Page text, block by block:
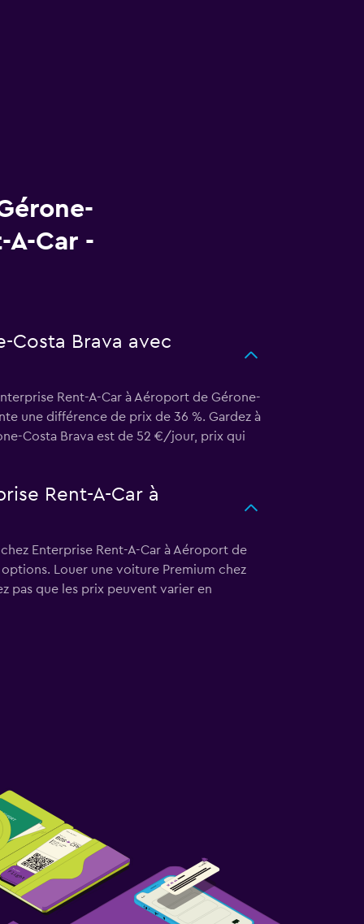
A-Car -
Costa Brava avec
Rent-A-Car à Aéroport de Gérone-
une différence de prix de 36 %. Gardez à
Costa Brava est de 52 €/jour, prix qui
Rent-A-Car à
Enterprise Rent-A-Car à Aéroport de
Louer une voiture Premium chez
pas que les prix peuvent varier en